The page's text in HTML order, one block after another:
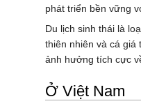
phát triển bền vững
Du lịch sinh thái là
thiên nhiên và cá giá
ảnh hưởng tích cực
Ở Việt Nam